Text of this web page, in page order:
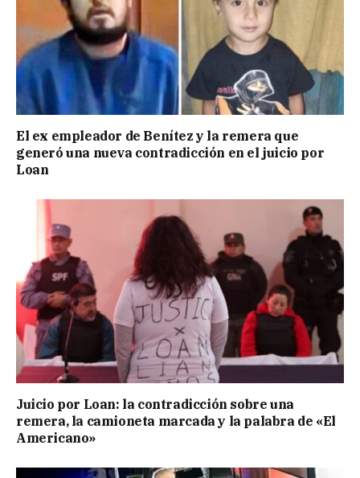
El ex empleador de Benítez y la remera que
generó una nueva contradicción en el juicio por
Loan
Juicio por Loan: la contradicción sobre una
remera, la camioneta marcada y la palabra de «El
Americano»